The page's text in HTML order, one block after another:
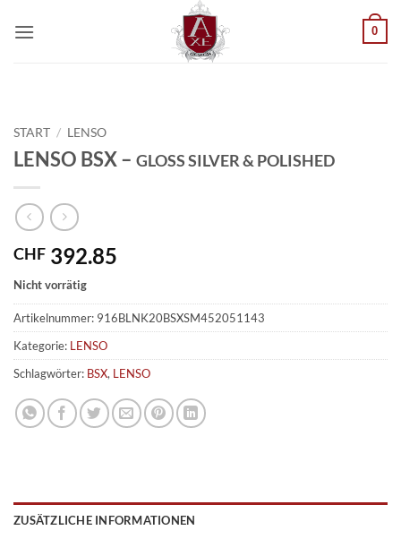
Inhalt
0
START / LENSO
LENSO BSX – GLOSS SILVER & POLISHED
CHF 392.85
Nicht vorrätig
Artikelnummer: 916BLNK20BSXSM452051143
Kategorie: LENSO
Schlagwörter: BSX, LENSO
ZUSÄTZLICHE INFORMATIONEN